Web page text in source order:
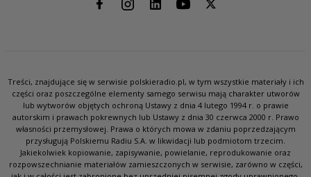
Treści, znajdujące się w serwisie polskieradio.pl, w tym wszystkie materiały i ich
części oraz poszczególne elementy samego serwisu mają charakter utworów
lub wytworów objętych ochroną Ustawy z dnia 4 lutego 1994 r. o prawie
autorskim i prawach pokrewnych lub Ustawy z dnia 30 czerwca 2000 r. Prawo
własności przemysłowej. Prawa o których mowa w zdaniu poprzedzającym
przysługują Polskiemu Radiu S.A. w likwidacji lub podmiotom trzecim.
Jakiekolwiek kopiowanie, zapisywanie, powielanie, reprodukowanie oraz
rozpowszechnianie materiałów zamieszczonych w serwisie, zarówno w części,